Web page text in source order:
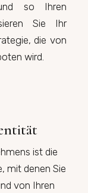
so Ihren
Sie Ihr
die von
wird.
ist die
mit denen Sie
von Ihren